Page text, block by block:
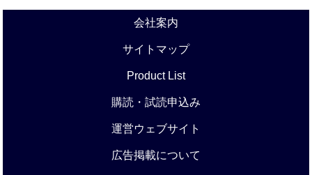
会社案内
サイトマップ
Product List
購読・試読申込み
運営ウェブサイト
広告掲載について